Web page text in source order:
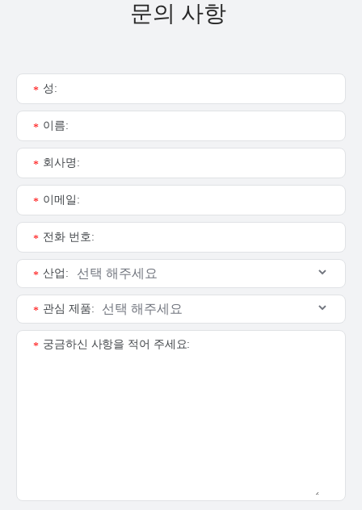
문의 사항
성:
*
이름:
*
회사명:
*
이메일:
*
전화 번호:
*
산업:
*
관심 제품:
*
궁금하신 사항을 적어 주세요:
*